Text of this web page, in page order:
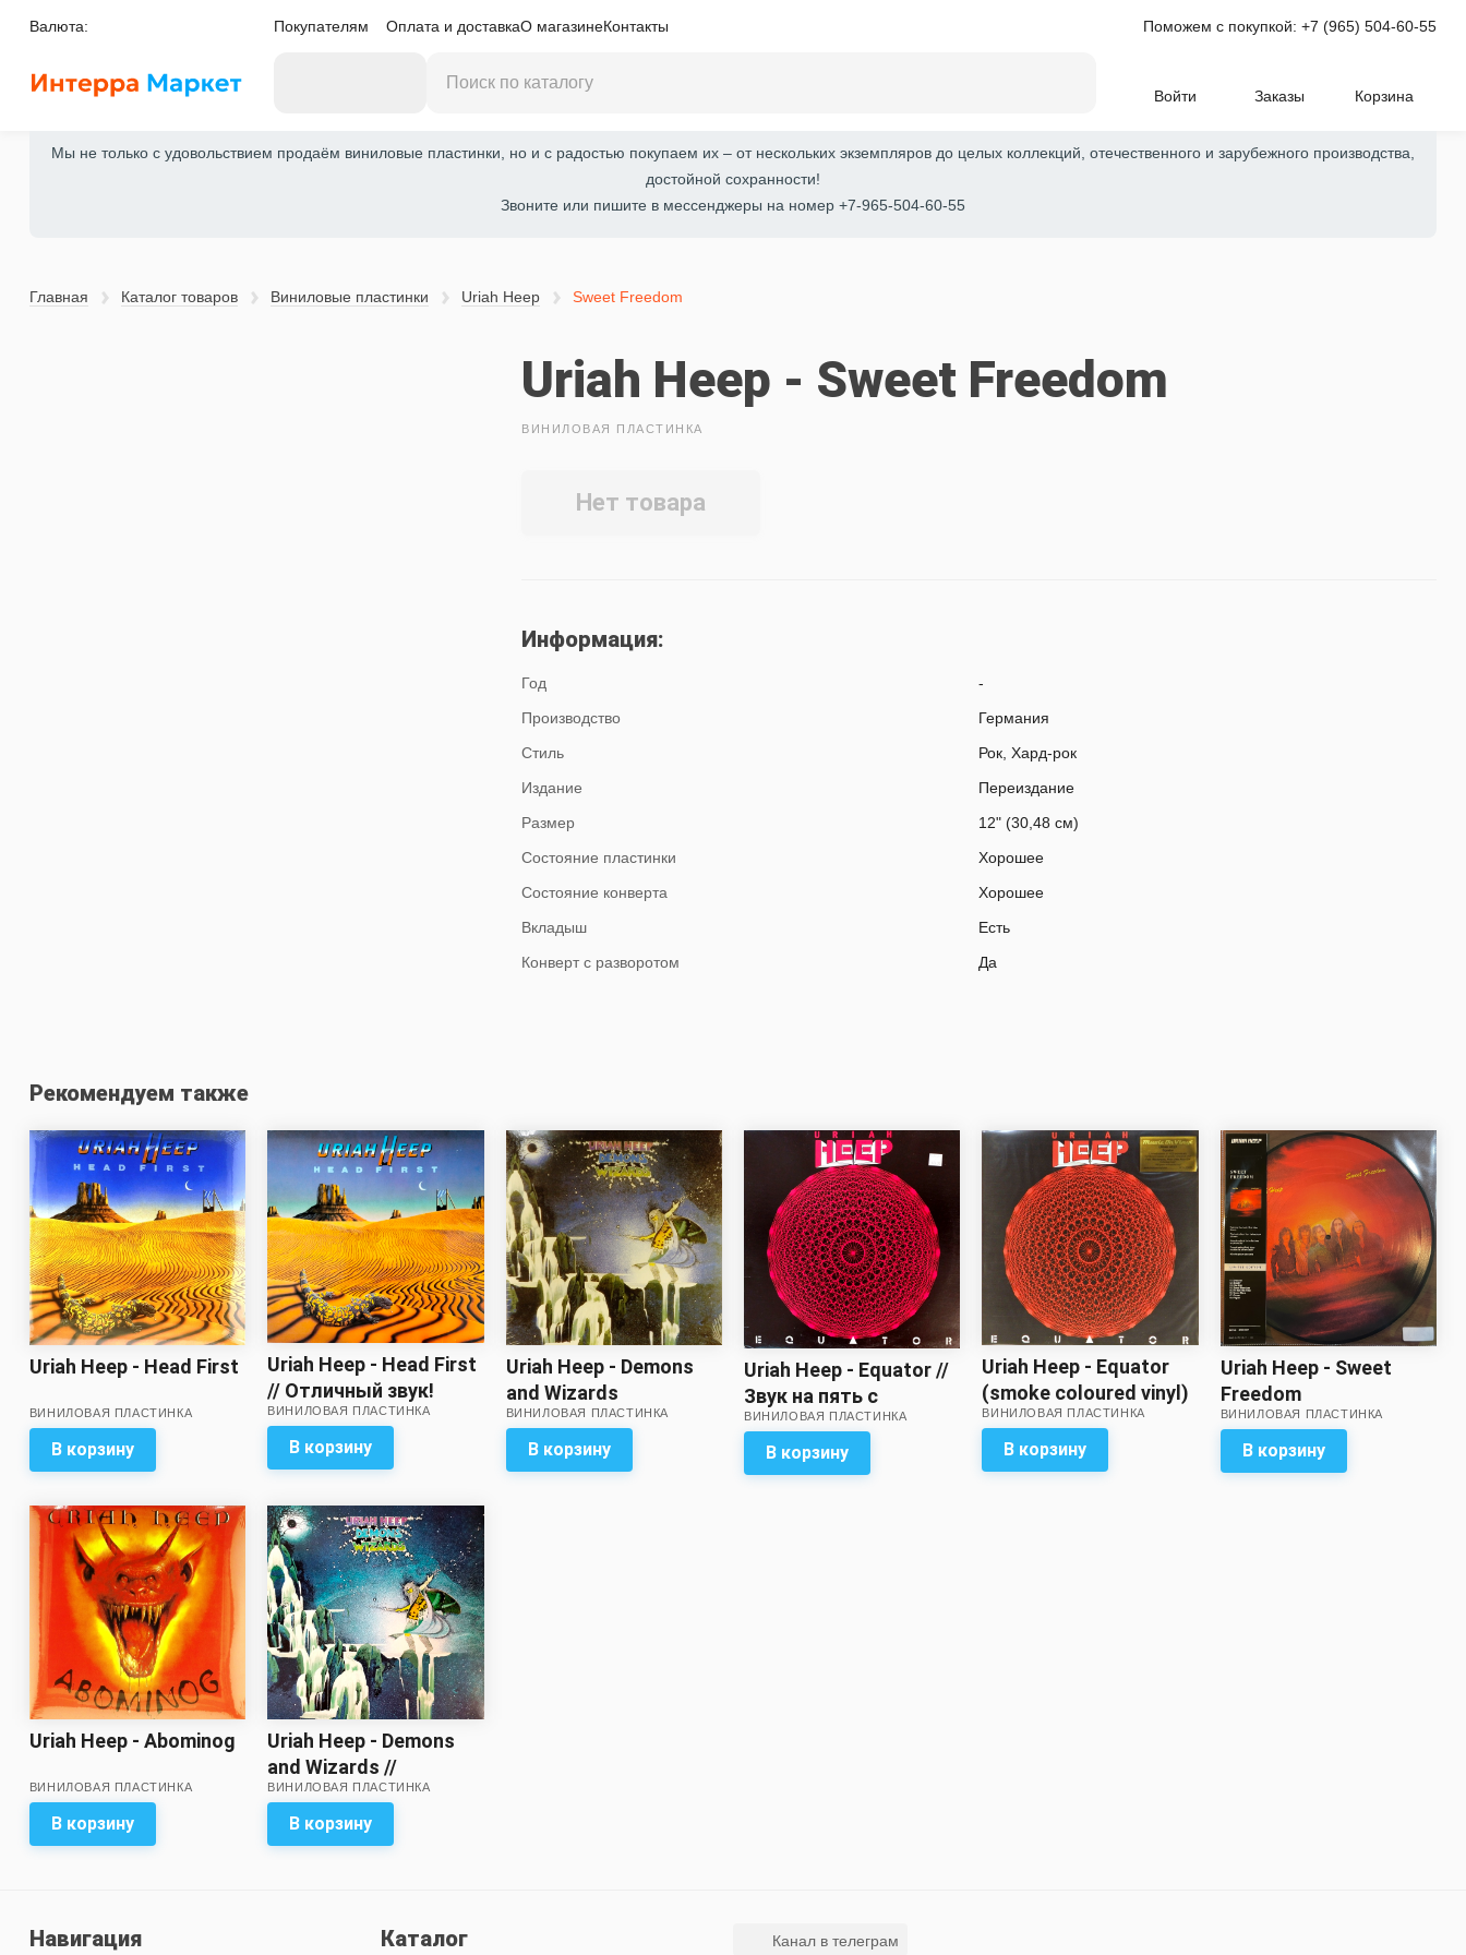
Валюта: Покупателям Оплата и доставкаО магазинеКонтакты Поможем с покупкой:+7 (965) 504-60-55
Войти Заказы Корзина
Мы не только с удовольствием продаём виниловые пластинки, но и с радостью покупаем их – от нескольких экземпляров до целых коллекций, отечественного и зарубежного производства,
достойной сохранности!
Звоните или пишите в мессенджеры на номер +7-965-504-60-55
Главная Каталог товаров Виниловые пластинки Uriah Heep Sweet Freedom
Uriah Heep - Sweet Freedom
ВИНИЛОВАЯ ПЛАСТИНКА
Нет товара
Информация:
Год
-
Производство
Германия
Стиль
Рок, Хард-рок
Издание
Переиздание
Размер
12" (30,48 см)
Состояние пластинки
Хорошее
Состояние конверта
Хорошее
Вкладыш
Есть
Конверт с разворотом
Да
Рекомендуем также
Uriah Heep - Head First
ВИНИЛОВАЯ ПЛАСТИНКА
В корзину
Uriah Heep - Head First
// Отличный звук!
ВИНИЛОВАЯ ПЛАСТИНКА
В корзину
Uriah Heep - Demons
and Wizards
ВИНИЛОВАЯ ПЛАСТИНКА
В корзину
Uriah Heep - Equator //
Звук на пять с
минусом!
ВИНИЛОВАЯ ПЛАСТИНКА
В корзину
Uriah Heep - Equator
(smoke coloured vinyl)
ВИНИЛОВАЯ ПЛАСТИНКА
В корзину
Uriah Heep - Sweet
Freedom
ВИНИЛОВАЯ ПЛАСТИНКА
В корзину
Uriah Heep - Abominog
ВИНИЛОВАЯ ПЛАСТИНКА
В корзину
Uriah Heep - Demons
and Wizards //
Отличный звук!
ВИНИЛОВАЯ ПЛАСТИНКА
В корзину
Навигация Каталог Канал в телеграм